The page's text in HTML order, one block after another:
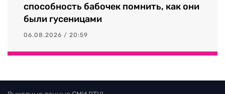
способность бабочек помнить, как они
были гусеницами
06.08.2026 / 20:59